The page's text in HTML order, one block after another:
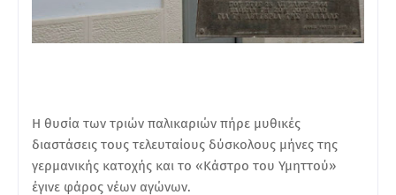
Η θυσία των τριών παλικαριών πήρε μυθικές
διαστάσεις τους τελευταίους δύσκολους μήνες της
γερμανικής κατοχής και το «Κάστρο του Υμηττού»
έγινε φάρος νέων αγώνων.